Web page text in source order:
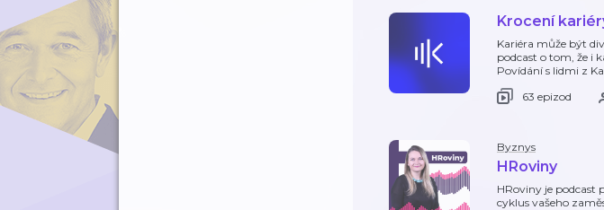
Krocení
Kariéra může být
podcast o tom, že i
Povídání s lidmi z
63 epizod
Byznys
HRoviny
HRoviny je podcast
cyklus vašeho